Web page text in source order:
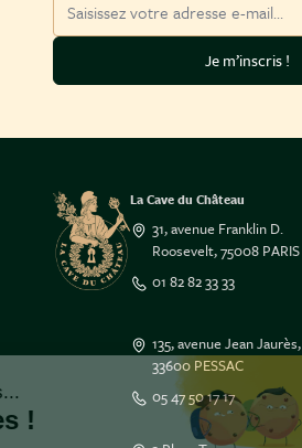
Salut c'est nous...
les Cookies !
Je m’inscris !
La Cave du Château
31, avenue Franklin D.
Roosevelt, 75008 PARIS
01 82 82 33 33
135, avenue Jean Jaurès,
33600 PESSAC
05 47 50 17 17